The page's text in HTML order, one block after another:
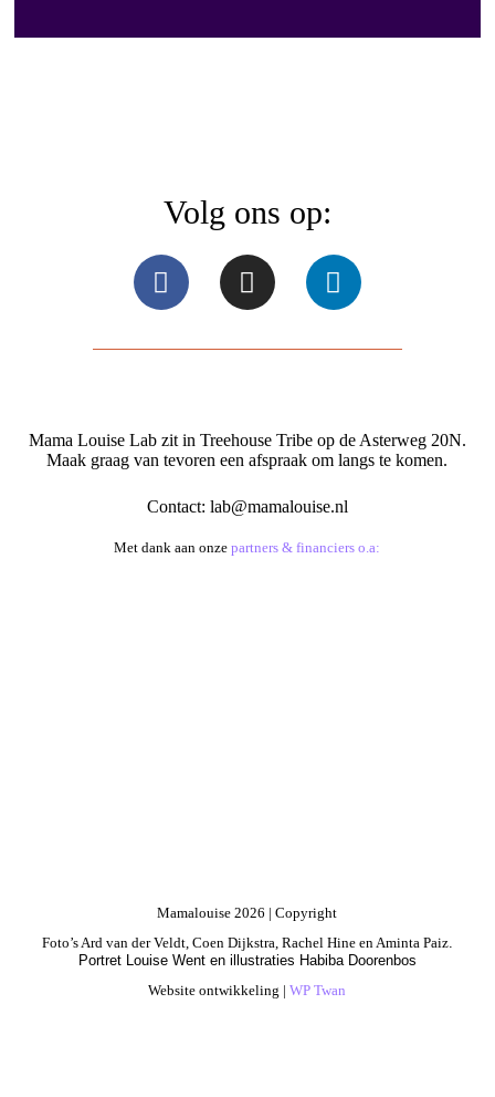
Volg ons op:
Mama Louise Lab zit in Treehouse Tribe op de Asterweg 20N.
Maak graag van tevoren een afspraak om langs te komen.
Contact: lab@mamalouise.nl
Met dank aan onzepartners & financiers o.a:
Mamalouise 2026 | Copyright
Foto’s Ard van der Veldt, Coen Dijkstra, Rachel Hine en Aminta Paiz.
Portret Louise Went en illustraties Habiba Doorenbos
Website ontwikkeling |WP Twan